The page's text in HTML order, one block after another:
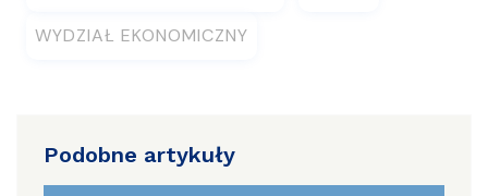
WYDZIAŁ EKONOMICZNY
Podobne artykuły